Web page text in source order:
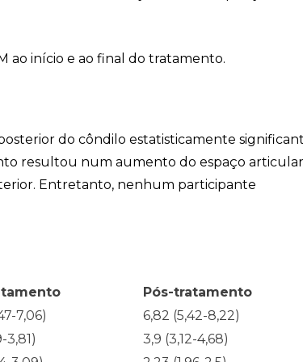
ao início e ao final do tratamento.
do côndilo estatisticamente
resultou num aumento do espaço articular
Entretanto, nenhum participante
Pós-tratamento
7,06)
6,82 (5,42-8,22)
3,81)
3,9 (3,12-4,68)